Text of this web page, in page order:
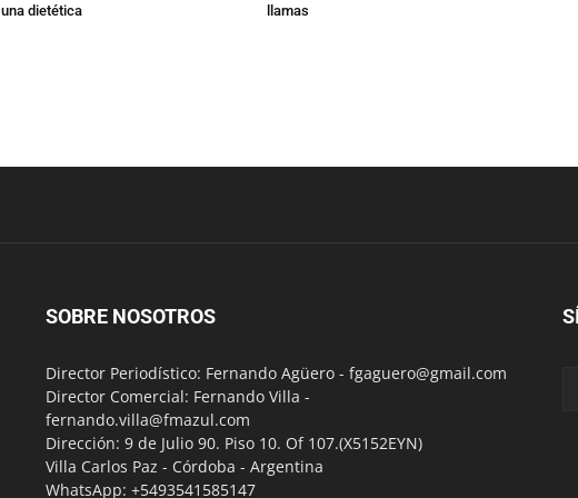
una dietética
llamas
SOBRE NOSOTROS
Director Periodístico: Fernando Agüero - fgaguero@gmail.com
Director Comercial: Fernando Villa -
fernando.villa@fmazul.com
Dirección: 9 de Julio 90. Piso 10. Of 107.(X5152EYN)
Villa Carlos Paz - Córdoba - Argentina
WhatsApp: +5493541585147